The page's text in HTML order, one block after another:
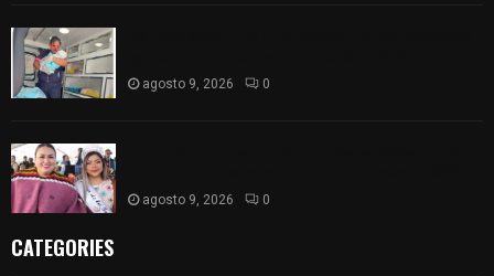
agosto 9, 2026 0
agosto 9, 2026 0
CATEGORIES